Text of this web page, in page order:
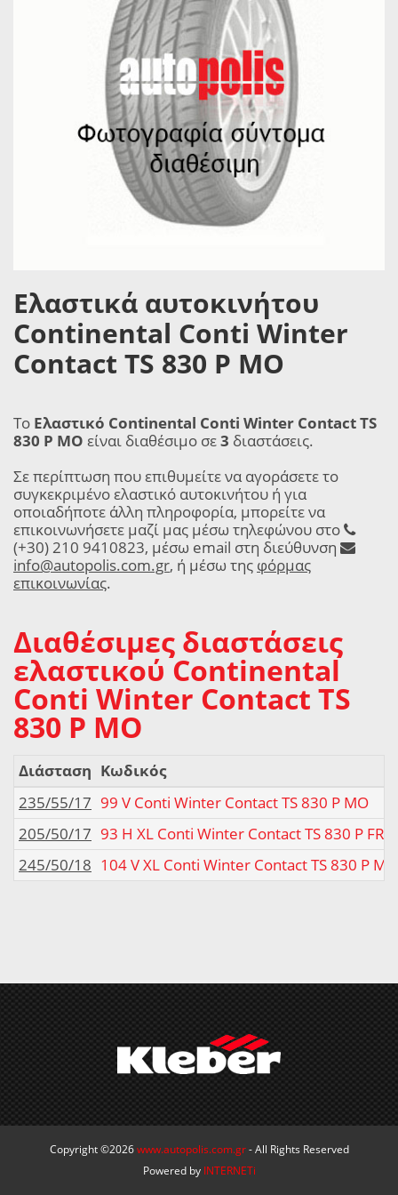
Ελαστικά αυτοκινήτου
Continental Conti Winter
Contact TS 830 P MO
Το Ελαστικό Continental Conti Winter Contact TS
830 P MO είναι διαθέσιμο σε3 διαστάσεις.
Σε περίπτωση που επιθυμείτε να αγοράσετε το
συγκεκριμένο ελαστικό αυτοκινήτου ή για
οποιαδήποτε άλλη πληροφορία, μπορείτε να
επικοινωνήσετε μαζί μας μέσω τηλεφώνου στο
(+30) 210 9410823, μέσω email στη διεύθυνση
info@autopolis.com.gr, ή μέσω της φόρμας
επικοινωνίας.
Διαθέσιμες διαστάσεις
ελαστικού Continental
Conti Winter Contact TS
830 P MO
Διάσταση Κωδικός
235/55/17 99 V Conti Winter Contact TS 830 P MO
205/50/17 93 H XL Conti Winter Contact TS 830 P FR
245/50/18 104 V XL Conti Winter Contact TS 830 P MO
Copyright ©2026www.autopolis.com.gr- All Rights Reserved
Powered by INTERNETi